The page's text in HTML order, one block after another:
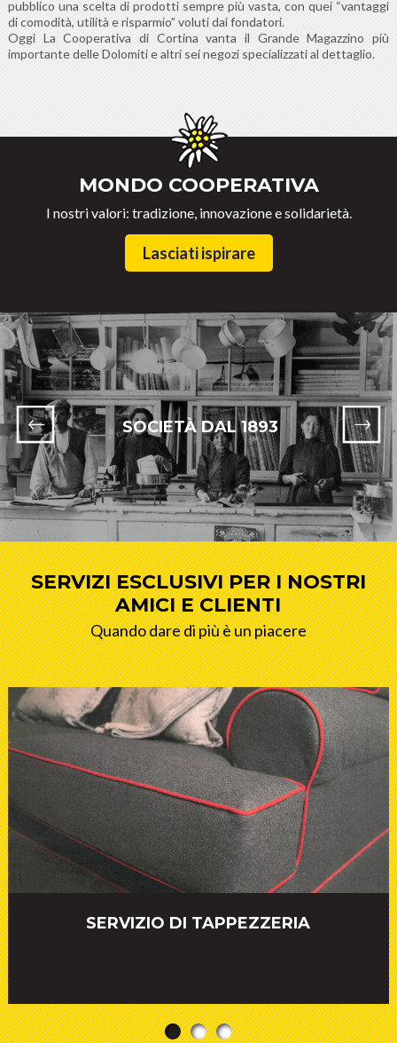
pubblico una scelta di prodotti sempre più vasta, con quei “vantaggi
di comodità, utilità e risparmio” voluti dai fondatori.
Oggi La Cooperativa di Cortina vanta il Grande Magazzino più
importante delle Dolomiti e altri sei negozi specializzati al dettaglio.
MONDO COOPERATIVA
I nostri valori: tradizione, innovazione e solidarietà.
Lasciati ispirare
SOCIETÀ DAL 1893
SERVIZI ESCLUSIVI PER I NOSTRI
AMICI E CLIENTI
Quando dare di più è un piacere
SERVIZIO DI TAPPEZZERIA